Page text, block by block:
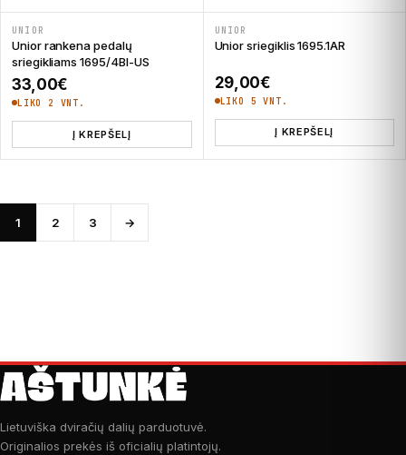
UNIOR
Unior rankena pedalų
sriegikliams 1695/4BI-US
33,00€
LIKO 2 VNT.
Į KREPŠELĮ
UNIOR
Unior sriegiklis 1695.1AR
29,00€
LIKO 5 VNT.
Į KREPŠELĮ
1 2 3 →
Lietuviška dviračių dalių parduotuvė.
Originalios prekės iš oficialių platintojų.